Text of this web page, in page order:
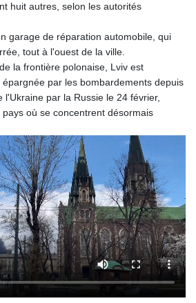
huit autres, selon les autorités
garage de réparation automobile, qui
tout à l'ouest de la ville.
la frontière polonaise, Lviv est
par les bombardements depuis
l'Ukraine par la Russie le 24 février,
où se concentrent désormais